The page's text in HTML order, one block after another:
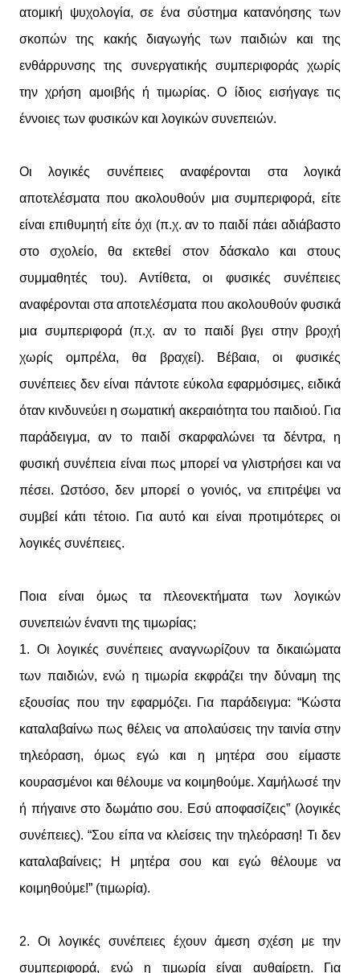
ατομική ψυχολογία, σε ένα σύστημα κατανόησης των
σκοπών της κακής διαγωγής των παιδιών και της
ενθάρρυνσης της συνεργατικής συμπεριφοράς χωρίς
την χρήση αμοιβής ή τιμωρίας. Ο ίδιος εισήγαγε τις
έννοιες των φυσικών και λογικών συνεπειών.
Οι λογικές συνέπειες αναφέρονται στα λογικά
αποτελέσματα που ακολουθούν μια συμπεριφορά, είτε
είναι επιθυμητή είτε όχι (π.χ. αν το παιδί πάει αδιάβαστο
στο σχολείο, θα εκτεθεί στον δάσκαλο και στους
συμμαθητές του). Αντίθετα, οι φυσικές συνέπειες
αναφέρονται στα αποτελέσματα που ακολουθούν φυσικά
μια συμπεριφορά (π.χ. αν το παιδί βγει στην βροχή
χωρίς ομπρέλα, θα βραχεί). Βέβαια, οι φυσικές
συνέπειες δεν είναι πάντοτε εύκολα εφαρμόσιμες, ειδικά
όταν κινδυνεύει η σωματική ακεραιότητα του παιδιού. Για
παράδειγμα, αν το παιδί σκαρφαλώνει τα δέντρα, η
φυσική συνέπεια είναι πως μπορεί να γλιστρήσει και να
πέσει. Ωστόσο, δεν μπορεί ο γονιός, να επιτρέψει να
συμβεί κάτι τέτοιο. Για αυτό και είναι προτιμότερες οι
λογικές συνέπειες.
Ποια είναι όμως τα πλεονεκτήματα των λογικών
συνεπειών έναντι της τιμωρίας;
1. Οι λογικές συνέπειες αναγνωρίζουν τα δικαιώματα
των παιδιών, ενώ η τιμωρία εκφράζει την δύναμη της
εξουσίας που την εφαρμόζει. Για παράδειγμα: “Κώστα
καταλαβαίνω πως θέλεις να απολαύσεις την ταινία στην
τηλεόραση, όμως εγώ και η μητέρα σου είμαστε
κουρασμένοι και θέλουμε να κοιμηθούμε. Χαμήλωσέ την
ή πήγαινε στο δωμάτιο σου. Εσύ αποφασίζεις” (λογικές
συνέπειες). “Σου είπα να κλείσεις την τηλεόραση! Τι δεν
καταλαβαίνεις; Η μητέρα σου και εγώ θέλουμε να
κοιμηθούμε!” (τιμωρία).
2. Οι λογικές συνέπειες έχουν άμεση σχέση με την
συμπεριφορά, ενώ η τιμωρία είναι αυθαίρετη. Για